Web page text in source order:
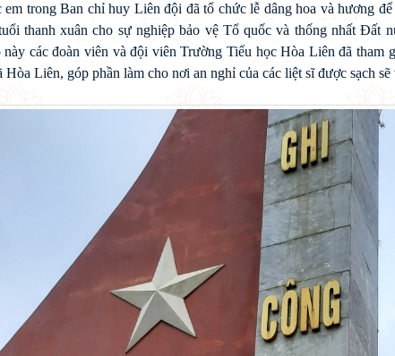
em trong Ban chỉ huy Liên đội đã tổ chức lễ dâng hoa và hương
thanh xuân cho sự nghiệp bảo vệ Tổ quốc và thống nhất Đất
này các đoàn viên và đội viên Trường Tiểu học Hòa Liên đã tham
Hòa Liên, góp phần làm cho nơi an nghỉ của các liệt sĩ được sạch sẽ